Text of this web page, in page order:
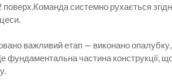
системно рухається
важливий етап — виконано
фундаментальна частина конструкції,